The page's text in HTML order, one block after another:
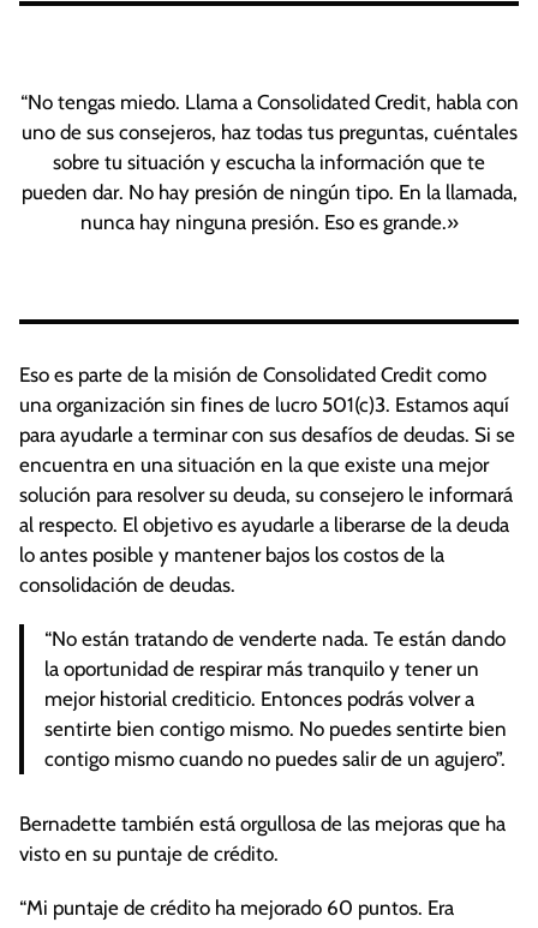
“No tengas miedo. Llama a Consolidated Credit, habla con
uno de sus consejeros, haz todas tus preguntas, cuéntales
sobre tu situación y escucha la información que te
pueden dar. No hay presión de ningún tipo. En la llamada,
nunca hay ninguna presión. Eso es grande.»
Eso es parte de la misión de Consolidated Credit como
una organización sin fines de lucro 501(c)3. Estamos aquí
para ayudarle a terminar con sus desafíos de deudas. Si se
encuentra en una situación en la que existe una mejor
solución para resolver su deuda, su consejero le informará
al respecto. El objetivo es ayudarle a liberarse de la deuda
lo antes posible y mantener bajos los costos de la
consolidación de deudas.
“No están tratando de venderte nada. Te están dando
la oportunidad de respirar más tranquilo y tener un
mejor historial crediticio. Entonces podrás volver a
sentirte bien contigo mismo. No puedes sentirte bien
contigo mismo cuando no puedes salir de un agujero”.
Bernadette también está orgullosa de las mejoras que ha
visto en su puntaje de crédito.
“Mi puntaje de crédito ha mejorado 60 puntos. Era